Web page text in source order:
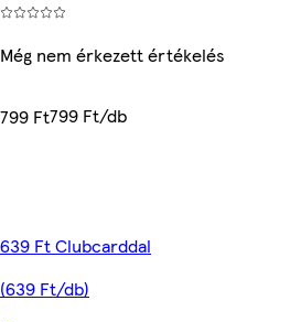
Még nem érkezett értékelés
799 Ft799 Ft/db
639 Ft Clubcarddal
(639 Ft/db)